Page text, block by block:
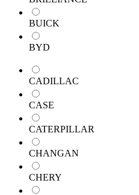
BUICK
BYD
CADILLAC
CASE
CATERPILLAR
CHANGAN
CHERY